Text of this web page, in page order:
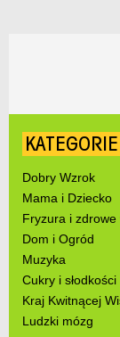
KATEGORIE
Dobry Wzrok
Mama i Dziecko
Fryzura i zdrowe
Dom i Ogród
Muzyka
Cukry i słodkości
Kraj Kwitnącej
Ludzki mózg